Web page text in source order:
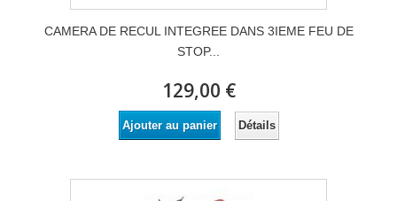
CAMERA DE RECUL INTEGREE DANS 3IEME FEU DE
STOP...
129,00 €
Ajouter au panier Détails